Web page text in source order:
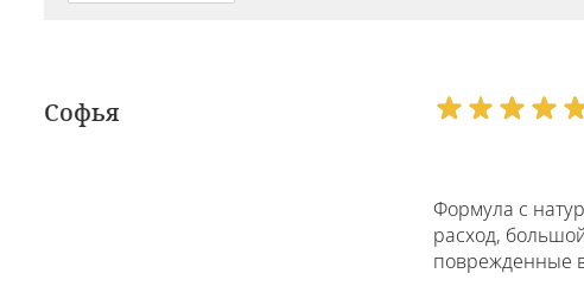
Софья
Формула с
расход,
поврежденные